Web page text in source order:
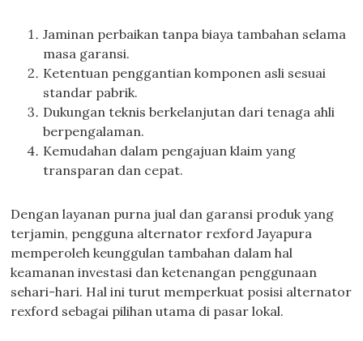
Jaminan perbaikan tanpa biaya tambahan selama
masa garansi.
Ketentuan penggantian komponen asli sesuai
standar pabrik.
Dukungan teknis berkelanjutan dari tenaga ahli
berpengalaman.
Kemudahan dalam pengajuan klaim yang
transparan dan cepat.
Dengan layanan purna jual dan garansi produk yang
terjamin, pengguna alternator rexford Jayapura
memperoleh keunggulan tambahan dalam hal
keamanan investasi dan ketenangan penggunaan
sehari-hari. Hal ini turut memperkuat posisi alternator
rexford sebagai pilihan utama di pasar lokal.